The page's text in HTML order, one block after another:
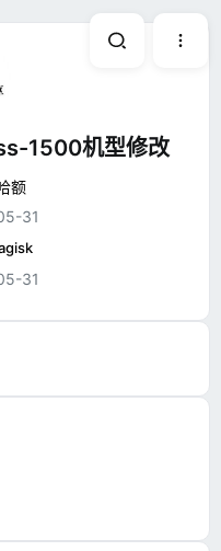
1500机型修改
额
31
31